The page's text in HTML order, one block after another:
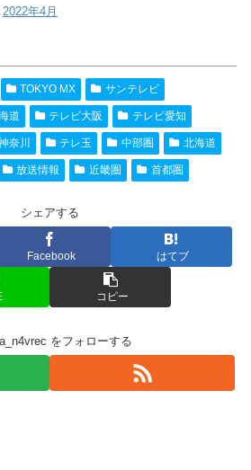
2022年4月
TOKYO MX サンテレビ
道 テレビ大阪 テレビ愛知
奈川 テレ玉 中部圏 北海道
放送情報 近畿圏 首都圏
シェアする
Facebook はてブ
コピー
をフォローする